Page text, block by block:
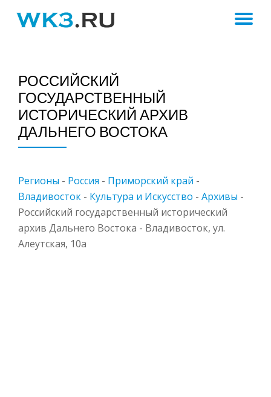
РОССИЙСКИЙ
ГОСУДАРСТВЕННЫЙ
ИСТОРИЧЕСКИЙ АРХИВ
ДАЛЬНЕГО ВОСТОКА
Регионы - Россия - Приморский край -
Владивосток - Культура и Искусство - Архивы -
Российский государственный исторический
архив Дальнего Востока - Владивосток, ул.
Алеутская, 10а